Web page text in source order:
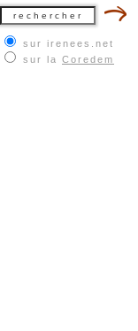
sur irenees.net
sur la Coredem